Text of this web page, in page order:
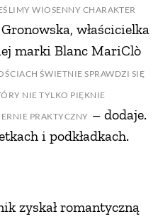
WIOSENNY CHARAKTER
właścicielka
marki Blanc MariClò
ŚWIETNIE SPRAWDZI SIĘ
NIE TYLKO PIĘKNIE
PRAKTYCZNY – dodaje.
i podkładkach.
zyskał romantyczną